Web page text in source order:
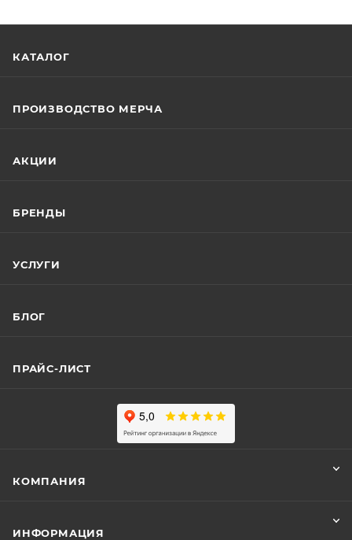
КАТАЛОГ
ПРОИЗВОДСТВО МЕРЧА
АКЦИИ
БРЕНДЫ
УСЛУГИ
БЛОГ
ПРАЙС-ЛИСТ
КОМПАНИЯ
ИНФОРМАЦИЯ